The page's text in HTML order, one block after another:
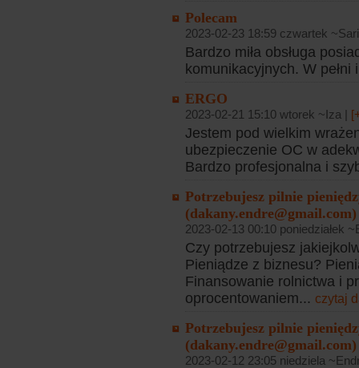
Polecam
2023-02-23 18:59 czwartek
Bardzo miła obsługa
komunikacyjnych. W
ERGO
2023-02-21 15:10 wtorek ~Iza |
Jestem pod wielkim
ubezpieczenie OC w
Bardzo profesjonalna i
Potrzebujesz pilnie
(dakany.endre@gmail.com)
2023-02-13 00:10 poniedziałek
Czy potrzebujesz
Pieniądze z biznesu?
Finansowanie rolnictwa i
oprocentowaniem... czytaj
Potrzebujesz pilnie
(dakany.endre@gmail.com)
2023-02-12 23:05 niedziela